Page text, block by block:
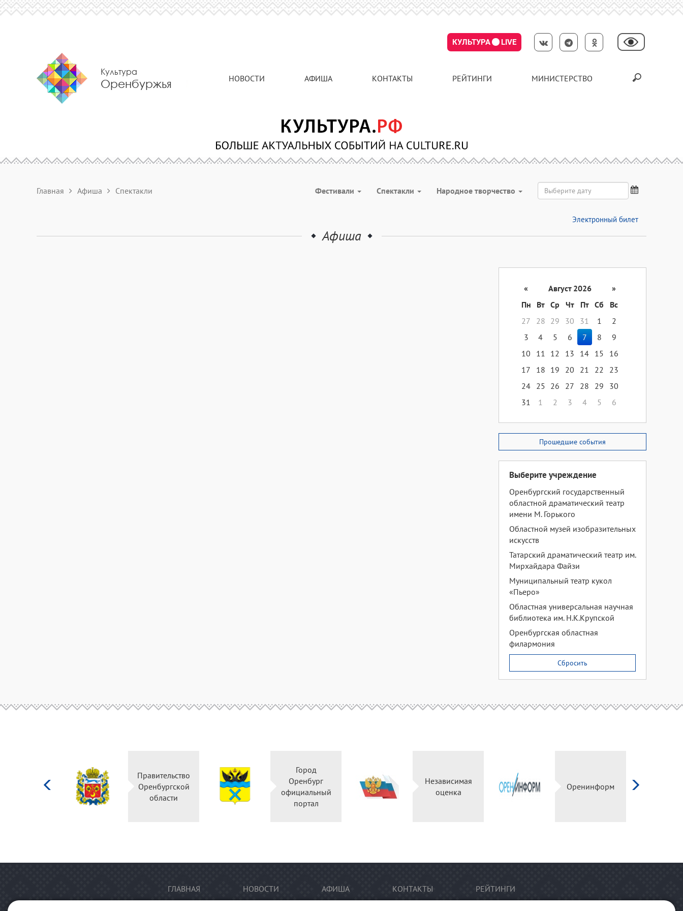
КУЛЬТУРА LIVE
Культура
Оренбуржья НОВОСТИ АФИША КОНТАКТЫ РЕЙТИНГИ МИНИСТЕРСТВО
Главная Афиша Спектакли Фестивали Спектакли Народное творчество
Электронный билет
Афиша
« Август 2026
»
Пн
Вт Ср Чт Пт Сб
Вс
27
28 29 30 31 1
2
3
4 5 6 7 8
9
10
11 12 13 14 15
16
17
18 19 20 21 22
23
24 25 26 27 28 29
30
31
1 2 3 4 5 6
Прошедшие события
Выберите учреждение
Оренбургский государственный
областной драматический театр
имени М. Горького
Областной музей изобразительных
искусств
Татарский драматический театр им.
Мирхайдара Файзи
Муниципальный театр кукол
«Пьеро»
Областная универсальная научная
библиотека им. Н.К.Крупской
Оренбургская областная
филармония
Сбросить
Правительство
Оренбургской
области
Город
Оренбург
официальный
портал
Независимая
оценка
Оренинформ
ГЛАВНАЯ НОВОСТИ АФИША КОНТАКТЫ РЕЙТИНГИ